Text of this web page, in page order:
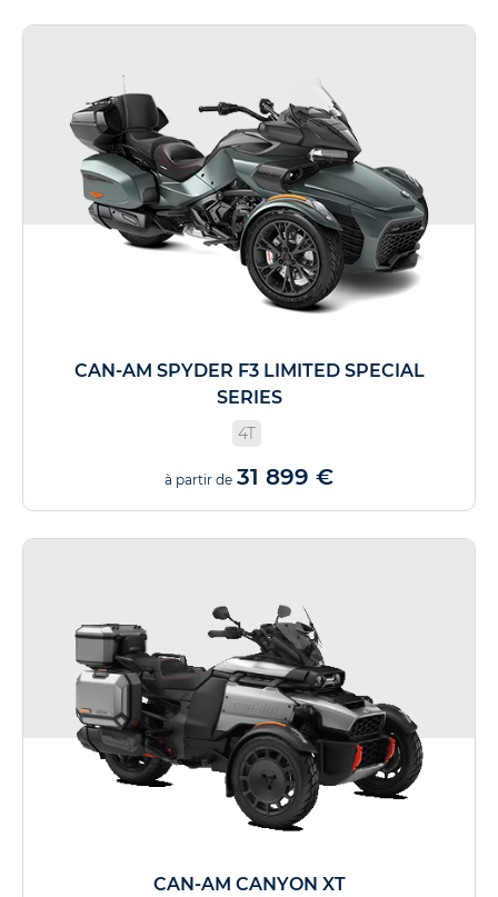
CAN-AM SPYDER F3 LIMITED SPECIAL
SERIES
4T
à partir de 31 899 €
CAN-AM CANYON XT